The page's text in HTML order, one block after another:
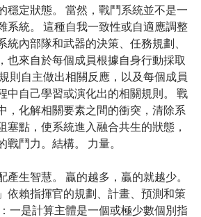
穩定狀態。 當然，戰鬥系統並不是一
系統。 這種自我一致性或自適應調整
統內部隊和武器的決策、任務規劃、
也來自於每個成員根據自身行動採取
則自主做出相關反應，以及每個成員
中自己學習或演化出的相關規則。 戰
，化解相關要素之間的衝突，清除系
塞點，使系統進入融合共生的狀態，
鬥力。結構。 力量。
產生智慧。 贏的越多，贏的就越少。
依賴指揮官的規劃、計畫、預測和策
一是計算主體是一個或極少數個別指